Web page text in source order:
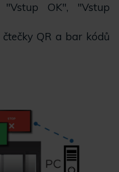
"Vstup OK", "Vstup
QR a bar kódů